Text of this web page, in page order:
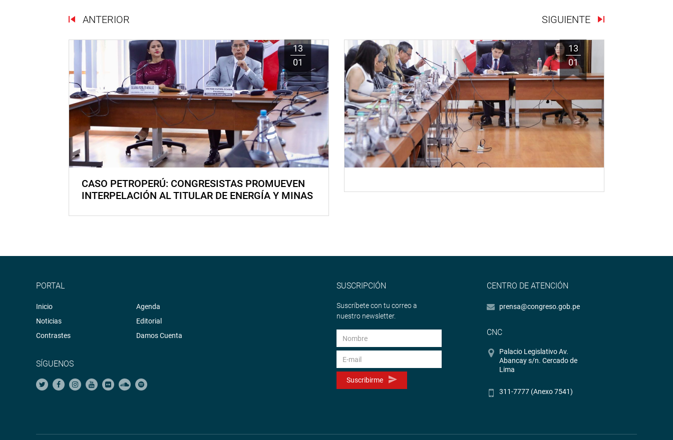
ANTERIOR SIGUIENTE
13
01
CASO PETROPERÚ: CONGRESISTAS PROMUEVEN
INTERPELACIÓN AL TITULAR DE ENERGÍA Y MINAS
13
01
PORTAL
Inicio
Noticias
Contrastes
Agenda
Editorial
Damos Cuenta
SÍGUENOS
SUSCRIPCIÓN
Suscríbete con tu correo a
nuestro newsletter.
Suscribirme
CENTRO DE ATENCIÓN
prensa@congreso.gob.pe
CNC
Palacio Legislativo Av.
Abancay s/n. Cercado de
Lima
311-7777 (Anexo 7541)